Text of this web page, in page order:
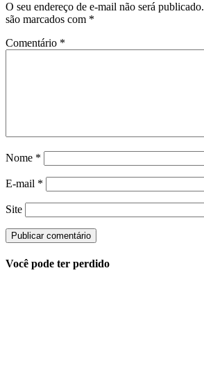
O seu endereço de e-mail não será publicado.
são marcados com *
Comentário *
Nome *
E-mail *
Site
Você pode ter perdido